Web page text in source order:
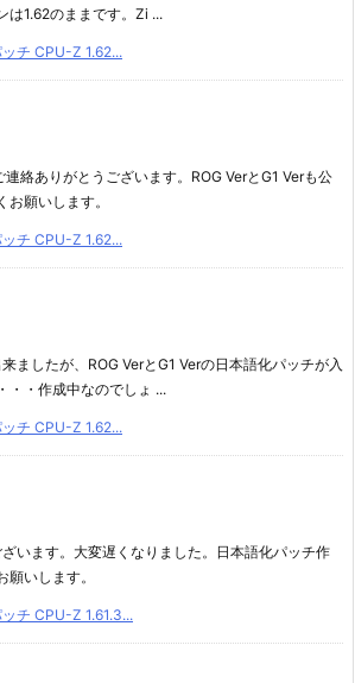
は1.62のままです。Zi ...
チ CPU-Z 1.62...
絡ありがとうございます。ROG VerとG1 Verも公
願いします。
チ CPU-Z 1.62...
ましたが、ROG VerとG1 Verの日本語化パッチが入
・・作成中なのでしょ ...
チ CPU-Z 1.62...
います。大変遅くなりました。日本語化パッチ作
いします。
チ CPU-Z 1.61.3...